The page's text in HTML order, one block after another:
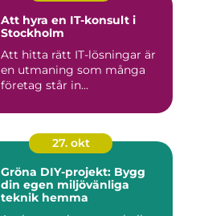
Att hyra en IT-konsult i
Stockholm
Att hitta rätt IT-lösningar är
en utmaning som många
företag står in...
27. okt
Gröna DIY-projekt: Bygg
din egen miljövänliga
teknik hemma